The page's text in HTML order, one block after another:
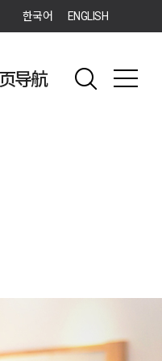
导航
한국어 ENGLISH